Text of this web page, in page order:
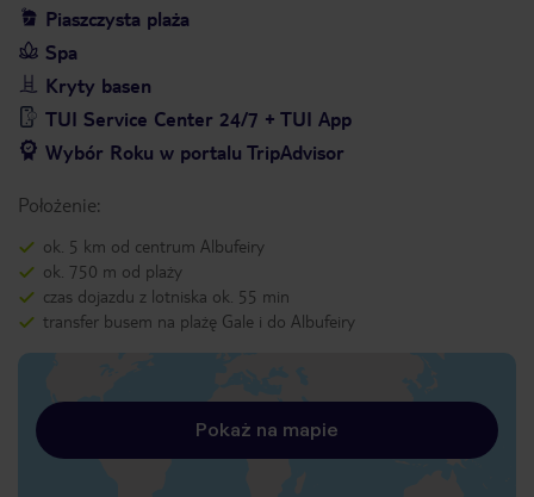
Piaszczysta plaża
Spa
Kryty basen
TUI Service Center 24/7 + TUI App
Wybór Roku w portalu TripAdvisor
Położenie:
ok. 5 km od centrum Albufeiry
ok. 750 m od plaży
czas dojazdu z lotniska ok. 55 min
transfer busem na plażę Gale i do Albufeiry
Pokaż na mapie